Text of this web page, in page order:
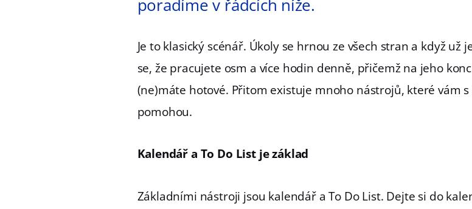
poradíme v řádcích níže.
Je to klasický scénář. Úkoly se hrnou ze všech stran a když už
se, že pracujete osm a více hodin denně, přičemž na jeho
(ne)máte hotové. Přitom existuje mnoho nástrojů, které vám
pomohou.
Kalendář a To Do List je základ
Základními nástroji jsou kalendář a To Do List. Dejte si do